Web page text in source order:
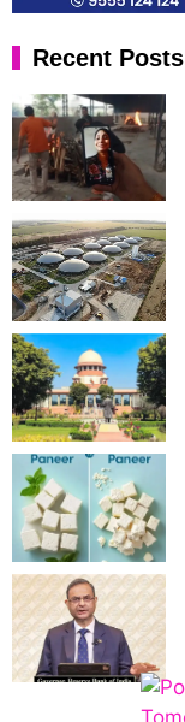
Recent Posts